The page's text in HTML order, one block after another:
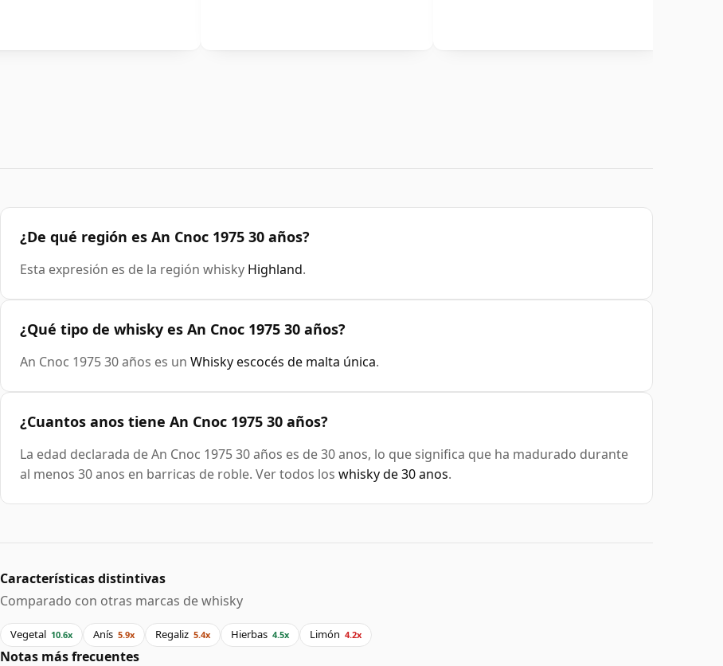
¿De qué región es An Cnoc 1975 30 años?
Esta expresión es de la región whisky Highland.
¿Qué tipo de whisky es An Cnoc 1975 30 años?
An Cnoc 1975 30 años es un Whisky escocés de malta única.
¿Cuantos anos tiene An Cnoc 1975 30 años?
La edad declarada de An Cnoc 1975 30 años es de 30 anos, lo que significa que ha madurado durante
al menos 30 anos en barricas de roble. Ver todos los whisky de 30 anos.
Características distintivas
Comparado con otras marcas de whisky
Vegetal 10.6x Anís 5.9x Regaliz 5.4x Hierbas 4.5x Limón 4.2x
Notas más frecuentes